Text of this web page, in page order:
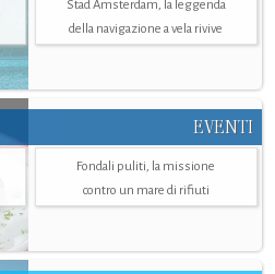
Stad Amsterdam, la leggenda
della navigazione a vela rivive
EVENTI
Fondali puliti, la missione
contro un mare di rifiuti